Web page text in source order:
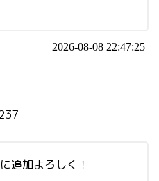
2026-08-08 22:47:25
追加よろしく！